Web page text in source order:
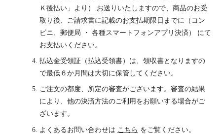
Ｋ後払い」より） お送りいたしますので、商品のお受
取り後、ご請求書に記載のお支払期限日までに（コン
ビニ、郵便局 ・ 各種スマートフォンアプリ決済） にて
お支払いください。
払込金受領証（払込受領書）は、領収書となりますの
で最低６か月間は大切に保管してください。
ご注文の都度、所定の審査がございます。審査の結果
により、他の決済方法のご利用をお願いする場合がご
ざいます。
よくあるお問い合わせは こちら をご覧ください。